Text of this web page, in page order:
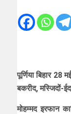
पूर्णिया बिहार
बकरीद, मस्जिदों-
मोहम्मद इरफान